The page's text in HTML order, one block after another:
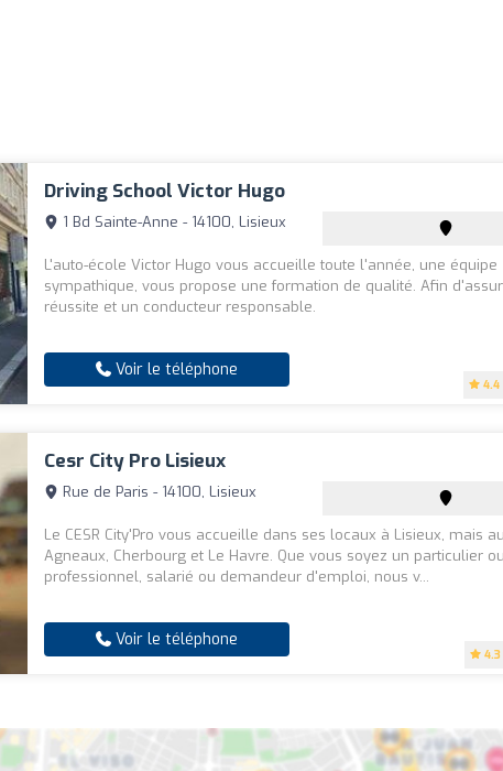
Driving School Victor Hugo
4.4
1 Bd Sainte-Anne - 14100, Lisieux
L'auto-école Victor Hugo vous accueille toute l'année, une équipe
sympathique, vous propose une formation de qualité. Afin
réussite et un conducteur responsable.
Voir le téléphone
Cesr City Pro Lisieux
4.3
Rue de Paris - 14100, Lisieux
Le CESR City'Pro vous accueille dans ses locaux à Lisieux, mais
Agneaux, Cherbourg et Le Havre. Que vous soyez un particulier
professionnel, salarié ou demandeur d'emploi, nous v...
Voir le téléphone